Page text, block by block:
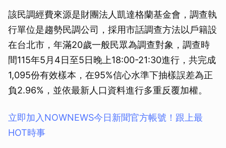
該民調經費來源是財團法人凱達格蘭基金會，調查執
行單位是趨勢民調公司，採用市話調查方法以戶籍設
在台北市，年滿20歲一般民眾為調查對象，調查時
間115年5月4日至5日晚上18:00-21:30進行，共完成
1,095份有效樣本，在95%信心水準下抽樣誤差為正
負2.96%，並依最新人口資料進行多重反覆加權。
立即加入NOWNEWS今⽇新聞官⽅帳號！跟上最
HOT時事